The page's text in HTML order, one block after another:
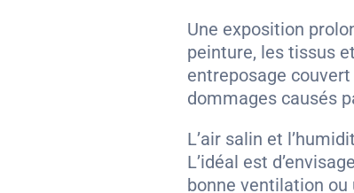
Une exposition
peinture, les tissus
entreposage
dommages causés
L’air salin et
L’idéal est
bonne ventilation